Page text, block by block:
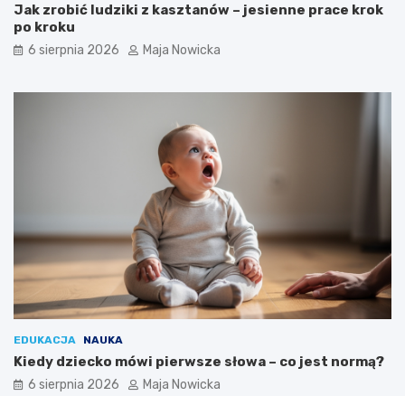
Jak zrobić ludziki z kasztanów – jesienne prace krok
po kroku
6 sierpnia 2026 Maja Nowicka
EDUKACJA NAUKA
Kiedy dziecko mówi pierwsze słowa – co jest normą?
6 sierpnia 2026 Maja Nowicka